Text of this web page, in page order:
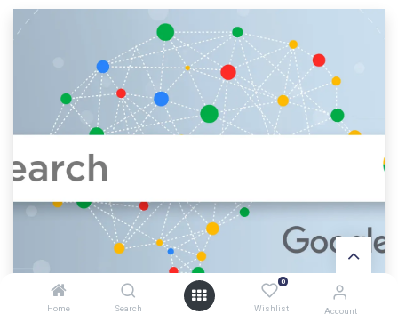
Home Search
0
Wishlist Account